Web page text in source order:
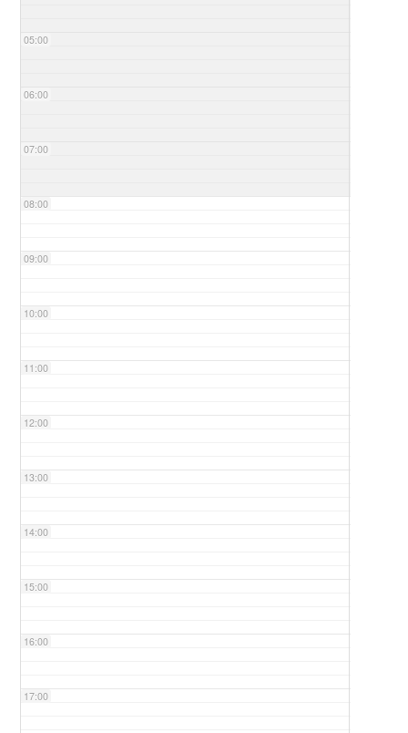
05:00
06:00
07:00
08:00
09:00
10:00
11:00
12:00
13:00
14:00
15:00
16:00
17:00